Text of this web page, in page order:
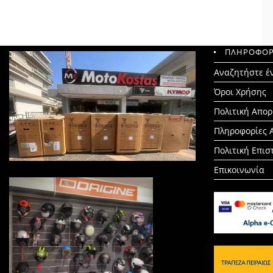
Αναζητήστε
Search
for:
Όροι Χρήσης
Πολιτική
Πληροφορίες
Πολιτική
Επικοινωνία